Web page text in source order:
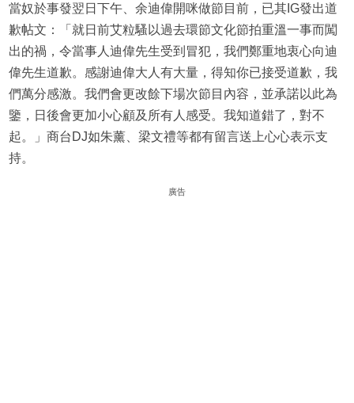
當奴於事發翌日下午、余迪偉開咪做節目前，已其IG發出道
歉帖文：「就日前艾粒騷以過去環節文化節拍重溫一事而闖
出的禍，令當事人迪偉先生受到冒犯，我們鄭重地衷心向迪
偉先生道歉。感謝迪偉大人有大量，得知你已接受道歉，我
們萬分感激。我們會更改餘下場次節目內容，並承諾以此為
鑒，日後會更加小心顧及所有人感受。我知道錯了，對不
起。」商台DJ如朱薰、梁文禮等都有留言送上心心表示支
持。
廣告